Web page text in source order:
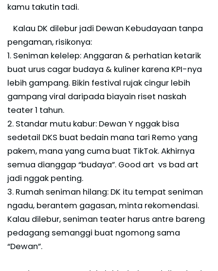
kamu takutin tadi.
Kalau DK dilebur jadi Dewan Kebudayaan tanpa
pengaman, risikonya:
1. Seniman kelelep: Anggaran & perhatian ketarik
buat urus cagar budaya & kuliner karena KPI-nya
lebih gampang. Bikin festival rujak cingur lebih
gampang viral daripada biayain riset naskah
teater 1 tahun.
2. Standar mutu kabur: Dewan Y nggak bisa
sedetail DKS buat bedain mana tari Remo yang
pakem, mana yang cuma buat TikTok. Akhirnya
semua dianggap “budaya”. Good art vs bad art
jadi nggak penting.
3. Rumah seniman hilang: DK itu tempat seniman
ngadu, berantem gagasan, minta rekomendasi.
Kalau dilebur, seniman teater harus antre bareng
pedagang semanggi buat ngomong sama
“Dewan”.